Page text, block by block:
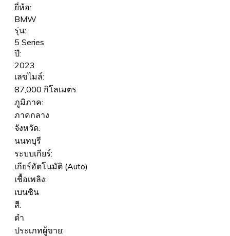
ยี่ห้อ:
BMW
รุ่น:
5 Series
ปี:
2023
เลขไมล์:
87,000 กิโลเมตร
ภูมิภาค:
ภาคกลาง
จังหวัด:
นนทบุรี
ระบบเกียร์:
เกียร์อัตโนมัติ (Auto)
เชื้อเพลิง:
เบนซิน
สี:
ดำ
ประเภทผู้ขาย: